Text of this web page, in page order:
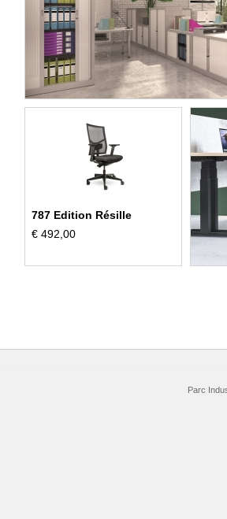
787 Edition Résille
€ 492,00
Parc